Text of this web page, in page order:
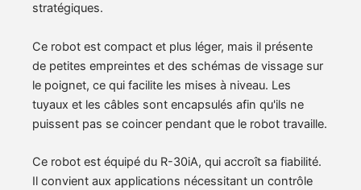
stratégiques.
Ce robot est compact et plus léger, mais il présente
de petites empreintes et des schémas de vissage sur
le poignet, ce qui facilite les mises à niveau. Les
tuyaux et les câbles sont encapsulés afin qu'ils ne
puissent pas se coincer pendant que le robot travaille.
Ce robot est équipé du R-30iA, qui accroît sa fiabilité.
Il convient aux applications nécessitant un contrôle